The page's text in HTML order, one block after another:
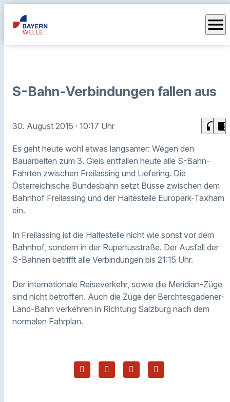
menu
S-Bahn-Verbindungen fallen aus
30. August 2015 · 10:17 Uhr headphones chrome_reader_mode
Es geht heute wohl etwas langsamer: Wegen den
Bauarbeiten zum 3. Gleis entfallen heute alle S-Bahn-
Fahrten zwischen Freilassing und Liefering. Die
Österreichische Bundesbahn setzt Busse zwischen dem
Bahnhof Freilassing und der Haltestelle Europark-Taxham
ein.
In Freilassing ist die Haltestelle nicht wie sonst vor dem
Bahnhof, sondern in der Rupertusstraße. Der Ausfall der
S-Bahnen betrifft alle Verbindungen bis 21:15 Uhr.
Der internationale Reiseverkehr, sowie die Meridian-Züge
sind nicht betroffen. Auch die Züge der Berchtesgadener-
Land-Bahn verkehren in Richtung Salzburg nach dem
normalen Fahrplan.